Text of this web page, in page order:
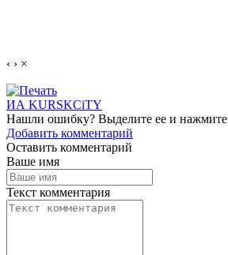
‹ › ×
ИА KURSKCiTY
Нашли ошибку? Выделите ее и нажмите
Добавить комментарий
Оставить комментарий
Ваше имя
Текст комментария